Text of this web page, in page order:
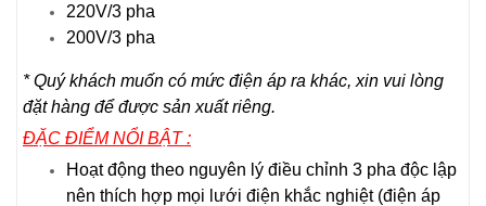
220V/3 pha
200V/3 pha
* Quý khách muốn có mức điện áp ra khác, xin vui lòng
đặt hàng để được sản xuất riêng.
ĐẶC ĐIỂM NỔI BẬT :
Hoạt động theo nguyên lý điều chỉnh 3 pha độc lập
nên thích hợp mọi lưới điện khắc nghiệt (điện áp